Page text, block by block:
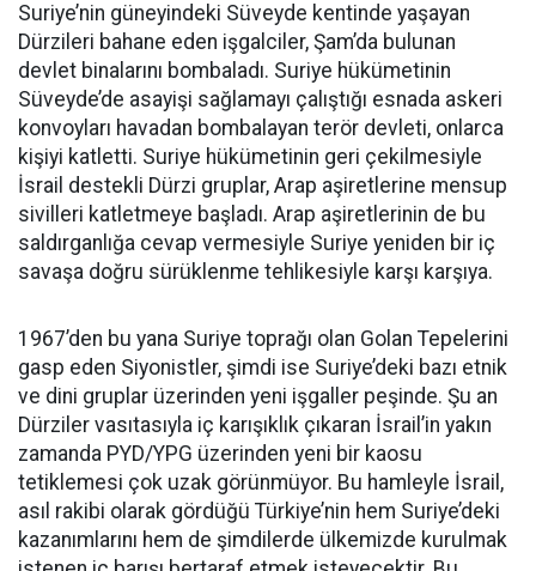
Suriye’nin güneyindeki Süveyde kentinde yaşayan
Dürzileri bahane eden işgalciler, Şam’da bulunan
devlet binalarını bombaladı. Suriye hükümetinin
Süveyde’de asayişi sağlamayı çalıştığı esnada askeri
konvoyları havadan bombalayan terör devleti, onlarca
kişiyi katletti. Suriye hükümetinin geri çekilmesiyle
İsrail destekli Dürzi gruplar, Arap aşiretlerine mensup
sivilleri katletmeye başladı. Arap aşiretlerinin de bu
saldırganlığa cevap vermesiyle Suriye yeniden bir iç
savaşa doğru sürüklenme tehlikesiyle karşı karşıya.
1967’den bu yana Suriye toprağı olan Golan Tepelerini
gasp eden Siyonistler, şimdi ise Suriye’deki bazı etnik
ve dini gruplar üzerinden yeni işgaller peşinde. Şu an
Dürziler vasıtasıyla iç karışıklık çıkaran İsrail’in yakın
zamanda PYD/YPG üzerinden yeni bir kaosu
tetiklemesi çok uzak görünmüyor. Bu hamleyle İsrail,
asıl rakibi olarak gördüğü Türkiye’nin hem Suriye’deki
kazanımlarını hem de şimdilerde ülkemizde kurulmak